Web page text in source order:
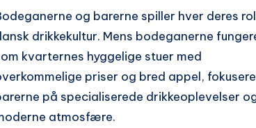
og barerne spiller hver deres
drikkekultur. Mens bodeganerne
kvarternes hyggelige stuer med
priser og bred appel,
på specialiserede drikkeoplevelser
atmosfære.